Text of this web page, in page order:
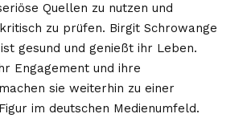
Quellen zu nutzen und
zu prüfen. Birgit Schrowange
gesund und genießt ihr Leben.
Engagement und ihre
sie weiterhin zu einer
im deutschen Medienumfeld.